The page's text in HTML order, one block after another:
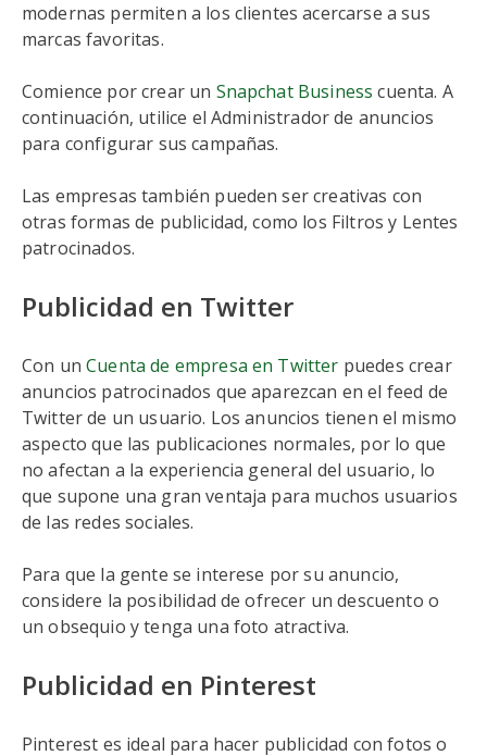
modernas permiten a los clientes acercarse a sus
marcas favoritas.
Comience por crear un Snapchat Business cuenta. A
continuación, utilice el Administrador de anuncios
para configurar sus campañas.
Las empresas también pueden ser creativas con
otras formas de publicidad, como los Filtros y Lentes
patrocinados.
Publicidad en Twitter
Con unCuenta de empresa en Twitter puedes crear
anuncios patrocinados que aparezcan en el feed de
Twitter de un usuario. Los anuncios tienen el mismo
aspecto que las publicaciones normales, por lo que
no afectan a la experiencia general del usuario, lo
que supone una gran ventaja para muchos usuarios
de las redes sociales.
Para que la gente se interese por su anuncio,
considere la posibilidad de ofrecer un descuento o
un obsequio y tenga una foto atractiva.
Publicidad en Pinterest
Pinterest es ideal para hacer publicidad con fotos o